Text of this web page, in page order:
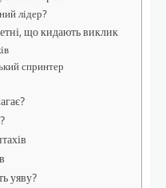
лідер?
що кидають виклик
спринтер
уяву?